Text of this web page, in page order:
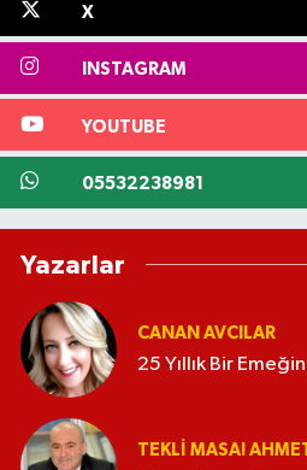
X
INSTAGRAM
YOUTUBE
05532238981
Yazarlar
CANAN AVCILAR
25 Yıllık Bir
TEKLI MASA!